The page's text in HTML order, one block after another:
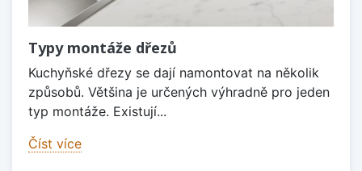
Typy montáže dřezů
Kuchyňské dřezy se dají namontovat na několik
způsobů. Většina je určených výhradně pro jeden
typ montáže. Existují...
Číst více